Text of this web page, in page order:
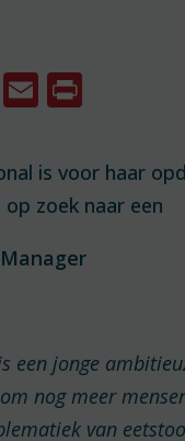
LinkedIn
Email
is voor haar
zoek naar een
een jonge
nog meer
van